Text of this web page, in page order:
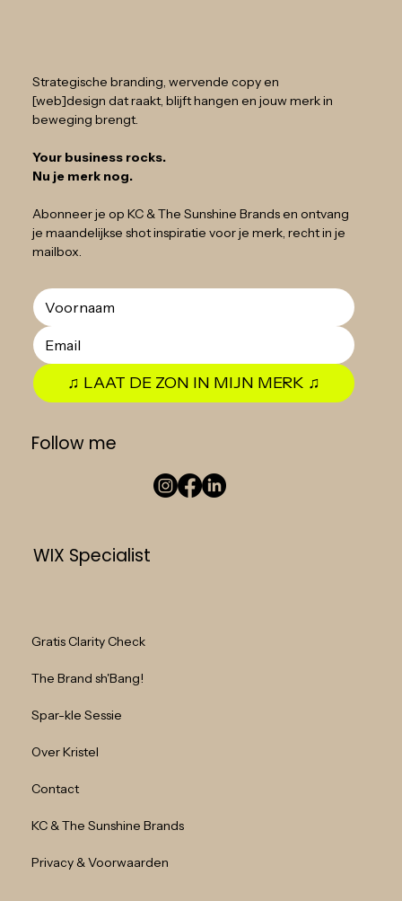
Strategische branding, wervende copy en
[web]design dat raakt, blijft hangen en jouw merk in
beweging brengt.
Your business rocks.
Nu je merk nog.
Abonneer je op KC & The Sunshine Brands en ontvang
je maandelijkse shot inspiratie voor je merk, recht in je
mailbox.
♫ LAAT DE ZON IN MIJN MERK ♫
WIX Specialist
Gratis Clarity Check
The Brand sh'Bang!
Spar-kle Sessie
Over Kristel
Contact
KC & The Sunshine Brands
Privacy & Voorwaarden
Follow me